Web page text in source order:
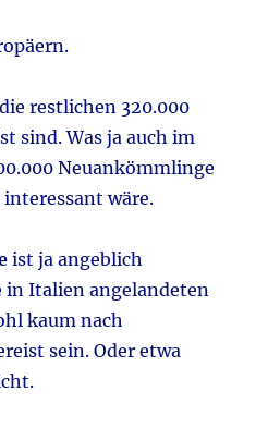
restlichen 320.000
sind. Was ja auch im
Neuankömmlinge
wäre.
ist ja angeblich
in Italien angelandeten
kaum nach
sein. Oder etwa